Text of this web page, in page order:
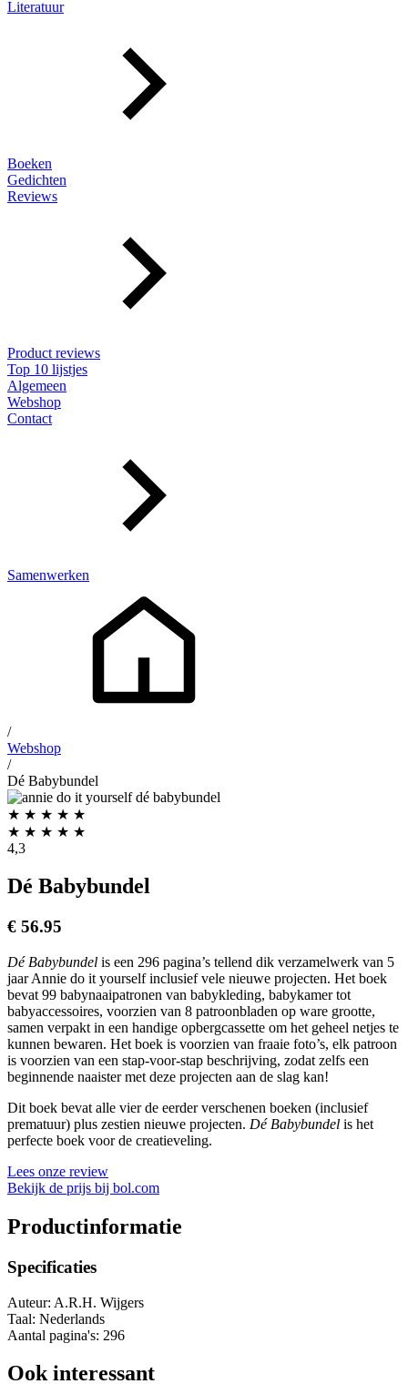
Literatuur
Boeken
Gedichten
Reviews
Product reviews
Top 10 lijstjes
Algemeen
Webshop
Contact
Samenwerken
/
Webshop
/
Dé Babybundel
★ ★ ★ ★ ★
★ ★ ★ ★ ★
4,3
Dé Babybundel
€ 56.95
Dé Babybundel is een 296 pagina’s tellend dik verzamelwerk van 5
jaar Annie do it yourself inclusief vele nieuwe projecten. Het boek
bevat 99 babynaaipatronen van babykleding, babykamer tot
babyaccessoires, voorzien van 8 patroonbladen op ware grootte,
samen verpakt in een handige opbergcassette om het geheel netjes te
kunnen bewaren. Het boek is voorzien van fraaie foto’s, elk patroon
is voorzien van een stap-voor-stap beschrijving, zodat zelfs een
beginnende naaister met deze projecten aan de slag kan!
Dit boek bevat alle vier de eerder verschenen boeken (inclusief
prematuur) plus zestien nieuwe projecten. Dé Babybundel is het
perfecte boek voor de creatieveling.
Lees onze review
Bekijk de prijs bij bol.com
Productinformatie
Specificaties
Auteur: A.R.H. Wijgers
Taal: Nederlands
Aantal pagina's: 296
Ook interessant